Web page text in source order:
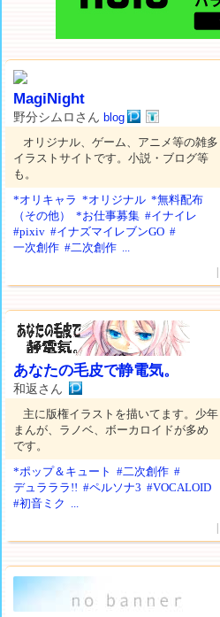
MagiNight
野分シムロさんblog
オリジナル、ゲーム、アニメ等の雑多
イラストサイトです。小説・ブログ等
も。
*オリキャラ *オリジナル *無料配布
（その他）
*お仕事募集 #イナイレ
#pixiv #イナズマイレブンGO #
一次創作 #二次創作 ...
あなたの毛皮で静電気。
和返さん
主に版権イラストを描いてます。少年
まんが、ラノベ、ボーカロイドが多め
です。
*ポップ＆キュート
#二次創作 #
デュラララ!! #ペルソナ3 #VOCALOID
#初音ミク ...